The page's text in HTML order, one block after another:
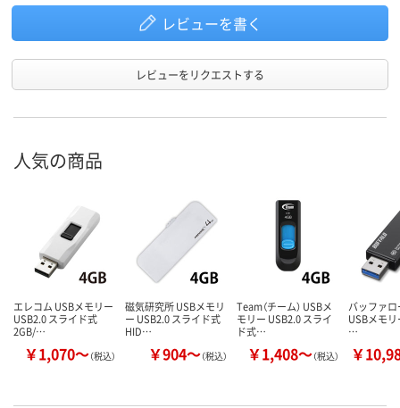
レビューを書く
レビューをリクエストする
人気の商品
エレコム USBメモリー
USB2.0 スライド式
2GB/…
￥1,070～（税込）
磁気研究所 USBメモリ
ー USB2.0 スライド式
HID…
￥904～（税込）
Team（チーム） USBメ
モリー USB2.0 スライ
ド式…
￥1,408～（税込）
バッファロ
USBメモ
…
￥